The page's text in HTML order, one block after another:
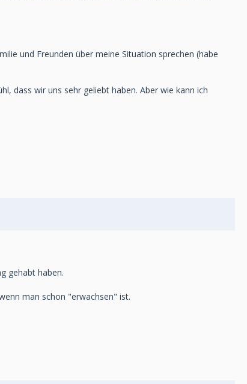
und Freunden über meine Situation sprechen (habe
dass wir uns sehr geliebt haben. Aber wie kann ich
gehabt haben.
man schon "erwachsen" ist.